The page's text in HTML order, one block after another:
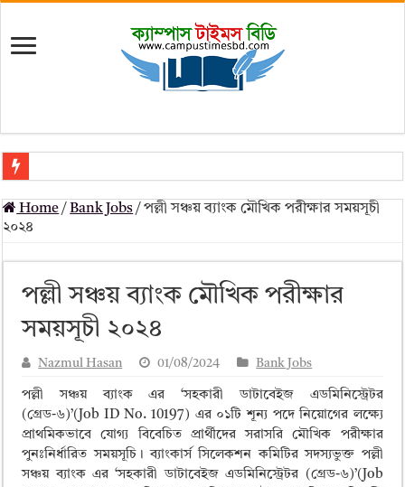
মৎস্য অধিদপ্তর (dof) নিয়োগ বিজ্ঞপ্তি ২০২৬
প্রাথমিক সহকারী শিক্ষক নিয়োগ পরীক্ষার চূড়ান্ত ফলাফল 2026 – Dpe gov bd
Primary Assistant Teacher Result 2026 | dpe.gov.bd result
primary viva result 2026 pdf download – dpe viva result
www dpe gov bd result 2026 pdf
ময়মনসিংহ বোর্ড এইচএসসি রেজাল্ট ২০২৫ – HSC Result 2025 Mymensingh
দিনাজপুর বোর্ড এইচএসসি রেজাল্ট ২০২৫ – HSC Result 2025 Dinajpur Board
সিলেট বোর্ড এইচএসসি রেজাল্ট ২০২৫ – HSC Result 2025 Sylhet Board
Home / Bank Jobs / পল্লী সঞ্চয় ব্যাংক মৌখিক পরীক্ষার সময়সূচী
২০২৪
পল্লী সঞ্চয় ব্যাংক মৌখিক পরীক্ষার
সময়সূচী ২০২৪
Nazmul Hasan 01/08/2024 Bank Jobs
পল্লী সঞ্চয় ব্যাংক এর ‘সহকারী ডাটাবেইজ এডমিনিস্ট্রেটর
(গ্রেড-৬)’(Job ID No. 10197) এর ০১টি শূন্য পদে নিয়োগের লক্ষ্যে
প্রাথমিকভাবে যোগ্য বিবেচিত প্রার্থীদের সরাসরি মৌখিক পরীক্ষার
পুনঃনির্ধারিত সময়সূচি। ব্যাংকার্স সিলেকশন কমিটির সদস্যভুক্ত পল্লী
সঞ্চয় ব্যাংক এর ‘সহকারী ডাটাবেইজ এডমিনিস্ট্রেটর (গ্রেড-৬)’(Job